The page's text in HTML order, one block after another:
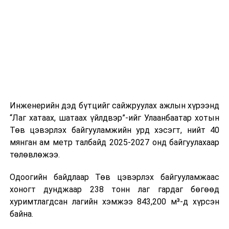
өдөр тутмын ажлын бэлэн байдлыг хангах зэрэг
практик ур чадварыг сургалтын хөтөлбөрт тусгажээ.
Сургалтыг танилцуулах лекц, асуулт-хариулт,
жишээнд суурилсан сургалт, багаар ажиллах дасгал,
танилцах, онцгой нөхцөлд ажиллах дадлага зэрэг
онол, практик хосолсон хэлбэрээр зохион байгуулж
байна.
Инженерийн дэд бүтцийг сайжруулах ажлын хүрээнд
“Лаг хатаах, шатаах үйлдвэр”-ийг Улаанбаатар хотын
Төв цэвэрлэх байгууламжийн урд хэсэгт, нийт 40
мянган ам метр талбайд 2025-2027 онд байгуулахаар
төлөвлөжээ.
Одоогийн байдлаар Төв цэвэрлэх байгууламжаас
хоногт дунджаар 238 тонн лаг гардаг бөгөөд
хуримтлагдсан лагийн хэмжээ 843,200 м³-д хүрсэн
байна.